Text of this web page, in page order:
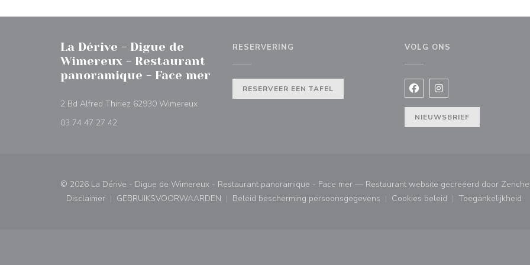
La Dérive - Digue de
Wimereux - Restaurant
panoramique - Face mer
2 Bd Alfred Thiriez 62930 Wimereux((opent in een nieuw venster))
03 74 47 27 42
RESERVERING
RESERVEER EEN TAFEL
VOLG ONS
Facebook ((opent in een
Instagram ((opent in
NIEUWSBRIEF
© 2026 La Dérive - Digue de Wimereux - Restaurant panoramique - Face mer — Restaurant website gecreëerd door
Disclaimer
((opent in een nieuw venster))
GEBRUIKSVOORWAARDEN
((opent in een nieuw venster))
Beleid bescherming persoonsgegevens
((opent in een nieuw venster))
Cookies beleid
((opent in een nieuw venster))
Toegankelijkheid
((opent in